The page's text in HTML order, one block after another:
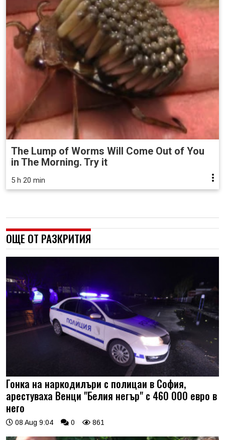
The Lump of Worms Will Come Out of You
in The Morning. Try it
5 h 20 min
ОЩЕ ОТ РАЗКРИТИЯ
Гонка на наркодилъри с полицаи в София,
арестуваха Венци "Белия негър" с 460 000 евро в
него
08 Aug 9:04 0 861